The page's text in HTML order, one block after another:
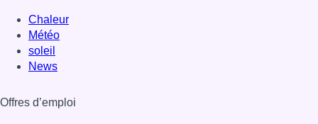
Chaleur
Météo
soleil
News
Offres d’emploi